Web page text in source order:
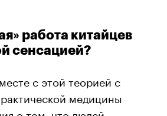
работа китайцев
сенсацией?
с этой теорией с
медицины